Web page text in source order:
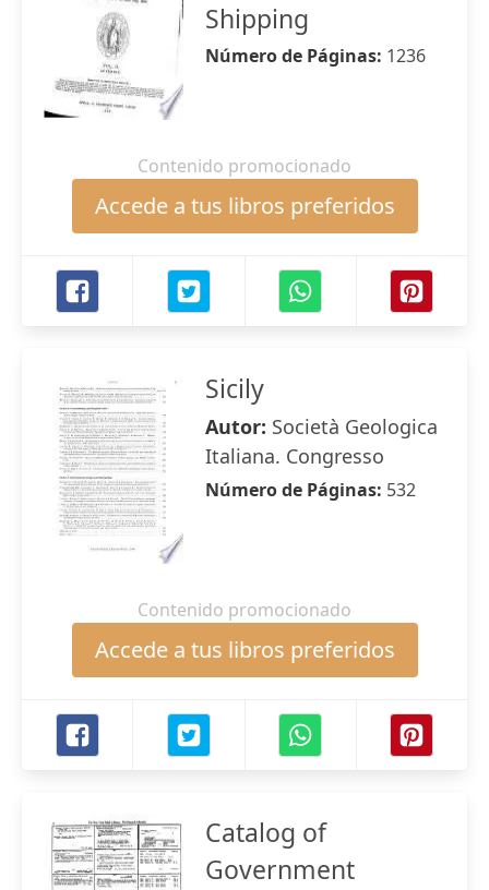
Shipping
Número de Páginas: 1236
Contenido promocionado
Accede a tus libros preferidos
Sicily
Autor: Società Geologica
Italiana. Congresso
Número de Páginas: 532
Contenido promocionado
Accede a tus libros preferidos
Catalog of
Government